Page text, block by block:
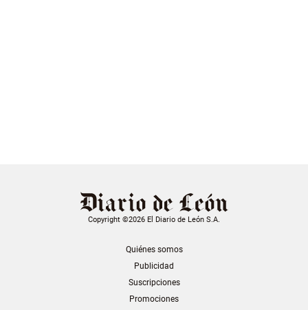
Copyright ©2026 El Diario de León S.A.
Quiénes somos
Publicidad
Suscripciones
Promociones